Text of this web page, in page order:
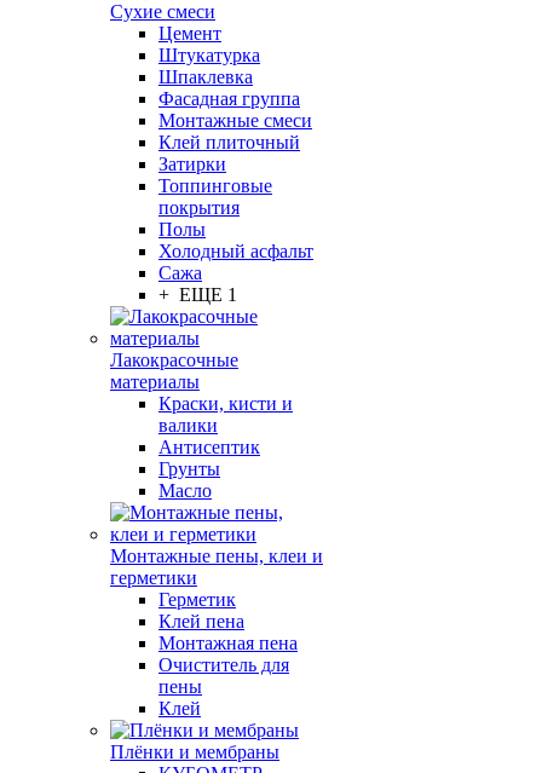
Сухие смеси
Цемент
Штукатурка
Шпаклевка
Фасадная группа
Монтажные смеси
Клей плиточный
Затирки
Топпинговые
покрытия
Полы
Холодный асфальт
Сажа
+ ЕЩЕ 1
Лакокрасочные
материалы
Краски, кисти и
валики
Антисептик
Грунты
Масло
Монтажные пены, клеи и
герметики
Герметик
Клей пена
Монтажная пена
Очиститель для
пены
Клей
Плёнки и мембраны